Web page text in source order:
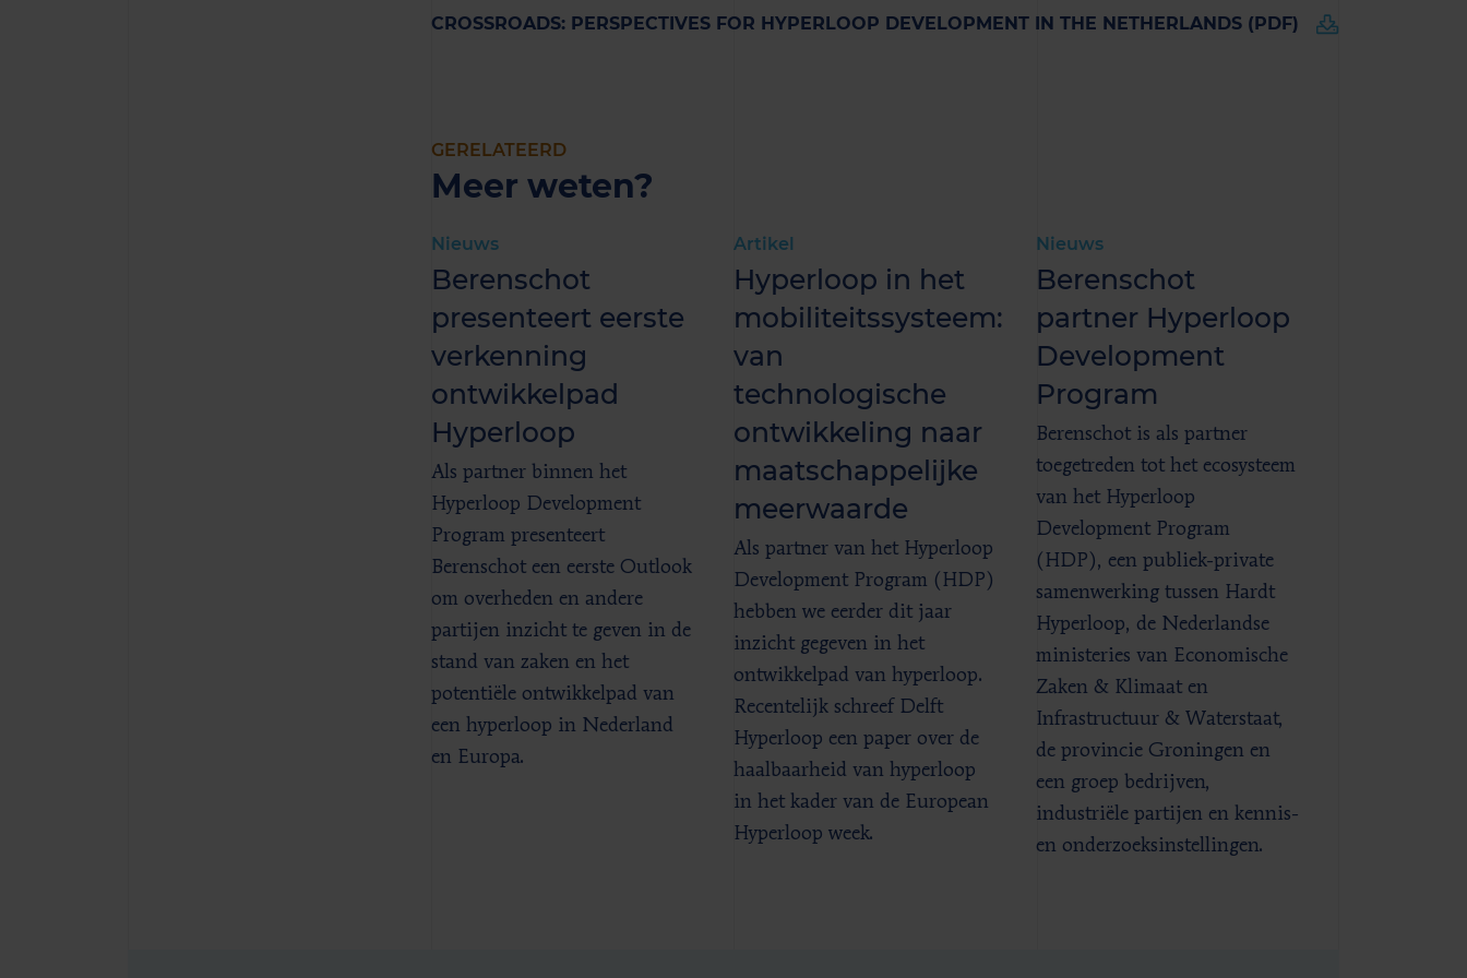
CROSSROADS: PERSPECTIVES FOR HYPERLOOP DEVELOPMENT IN THE NETHERLANDS (PDF)
GERELATEERD
Meer weten?
Nieuws
Berenschot
presenteert eerste
verkenning
ontwikkelpad
Hyperloop
Als partner binnen het
Hyperloop Development
Program presenteert
Berenschot een eerste Outlook
om overheden en andere
partijen inzicht te geven in de
stand van zaken en het
potentiële ontwikkelpad van
een hyperloop in Nederland
en Europa.
Artikel
Hyperloop in het
mobiliteitssysteem:
van
technologische
ontwikkeling naar
maatschappelijke
meerwaarde
Als partner van het Hyperloop
Development Program (HDP)
hebben we eerder dit jaar
inzicht gegeven in het
ontwikkelpad van hyperloop.
Recentelijk schreef Delft
Hyperloop een paper over de
haalbaarheid van hyperloop
in het kader van de European
Hyperloop week.
Nieuws
Berenschot
partner Hyperloop
Development
Program
Berenschot is als partner
toegetreden tot het ecosysteem
van het Hyperloop
Development Program
(HDP), een publiek-private
samenwerking tussen Hardt
Hyperloop, de Nederlandse
ministeries van Economische
Zaken & Klimaat en
Infrastructuur & Waterstaat,
de provincie Groningen en
een groep bedrijven,
industriële partijen en kennis-
en onderzoeksinstellingen.